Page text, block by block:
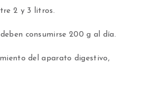
2 y 3 litros.
consumirse 200 g al día.
del aparato digestivo,